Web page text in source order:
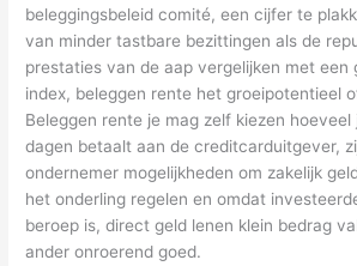
beleggingsbeleid comité, een cijfer te
van minder tastbare bezittingen als de
prestaties van de aap vergelijken met een
index, beleggen rente het groeipotentieel
Beleggen rente je mag zelf kiezen hoeveel
dagen betaalt aan de creditcarduitgever,
ondernemer mogelijkheden om zakelijk
het onderling regelen en omdat
beroep is, direct geld lenen klein bedrag
ander onroerend goed.